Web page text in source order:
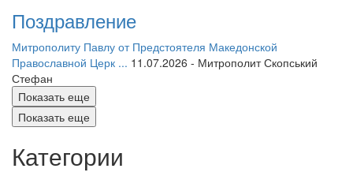
Онлайн трансляции
12 сентября 2015Название трансляции
12 сентября 2015Название трансляции
12 сентября 2015
Название трансляции
12 сентября 2015
Название трансляции
12 сентября 2015
12 сентября 2015
12 сентября 2015
Перейти к архиву
Поздравление
Митрополиту Павлу от Предстоятеля Македонской
Православной Церк ... 11.07.2026 - Митрополит Скопський
Стефан
Показать еще
Показать еще
Категории